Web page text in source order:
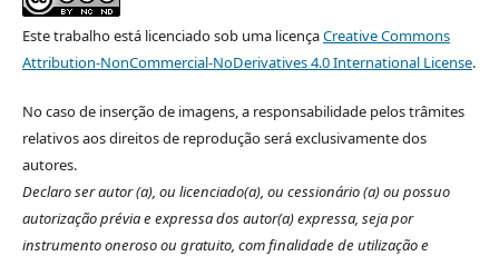
Este trabalho está licenciado sob uma licençaCreative Commons
Attribution-NonCommercial-NoDerivatives 4.0 International License.
No caso de inserção de imagens, a responsabilidade pelos trâmites
relativos aos direitos de reprodução será exclusivamente dos
autores.
Declaro ser autor (a), ou licenciado(a), ou cessionário (a) ou possuo
autorização prévia e expressa dos autor(a) expressa, seja por
instrumento oneroso ou gratuito, com finalidade de utilização e